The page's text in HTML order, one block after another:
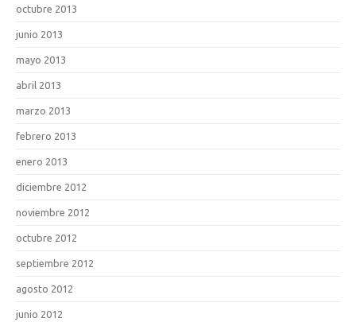
octubre 2013
junio 2013
mayo 2013
abril 2013
marzo 2013
febrero 2013
enero 2013
diciembre 2012
noviembre 2012
octubre 2012
septiembre 2012
agosto 2012
junio 2012